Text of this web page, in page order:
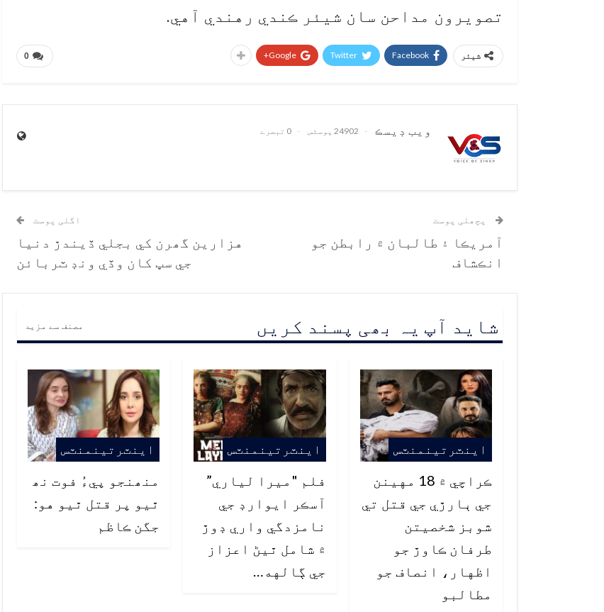
تصويرون مداحن سان شيئر ڪندي رهندي آهي.
0 شیئر Facebook
Twitter
Google+
ويب ڊيسڪ 24902 پوسٹس 0 تبصرے
پچھلی پوسٹ
آمريڪا ۽ طالبان ۾ رابطن جو
انڪشاف
اگلی پوسٹ
هزارين گھرن کي بجلي ڏيندڙ دنيا
جي سڀ کان وڏي ونڊ ٽربائن
شاید آپ یہ بھی پسند کریں مصنف سے مزید
اينٽرتينمنٽس
ڪراچي ۾ 18 مهينن
جي ٻارڙي جي قتل تي
شوبز شخصيتن
طرفان ڪاوڙ جو
اظهار، انصاف جو
مطالبو
اينٽرتينمنٽس
فلم "ميرا لياري”
آسڪر ايوارڊ جي
نامزدگي واري ڊوڙ
۾ شامل ٿيڻ اعزاز
جي ڳالهه…
اينٽرتينمنٽس
منھنجو پيءُ فوت نھ
ٿيو پر قتل ٿيو هو:
جگن ڪاظم